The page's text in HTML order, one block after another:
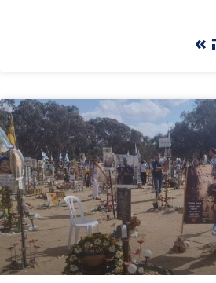
»